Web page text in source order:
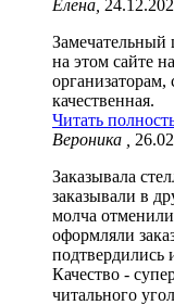
Елена,
Замечательный
на этом сайте
организаторам,
качественная.
Читать
Вероника ,
Заказывала
заказывали в
молча отменили
оформляли
подтвердились
Качество -
читального